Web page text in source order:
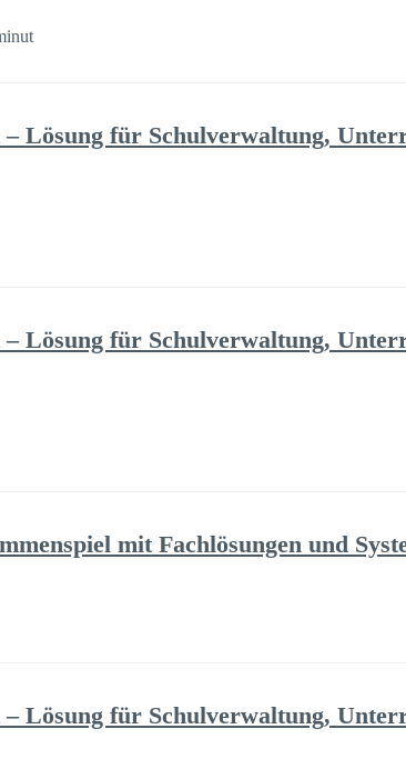
Lösung für Schulverwaltung,
Lösung für Schulverwaltung,
mit Fachlösungen und
Lösung für Schulverwaltung,